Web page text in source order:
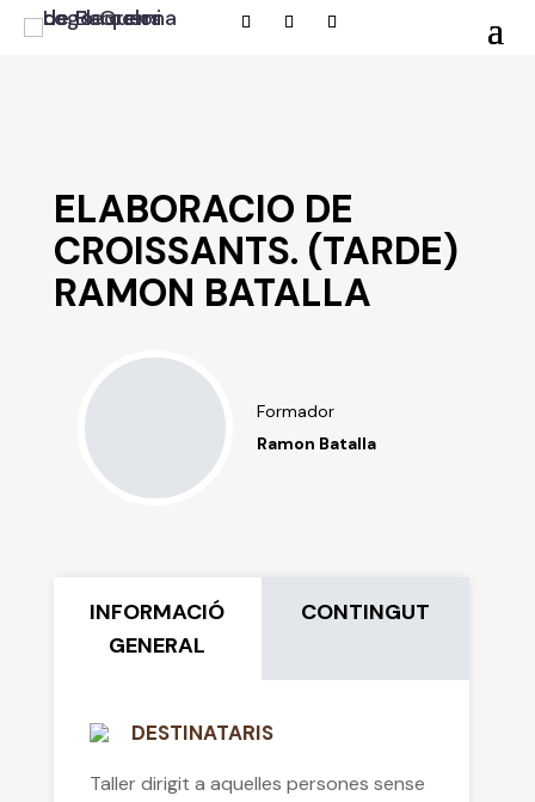
ELABORACIO DE
CROISSANTS. (TARDE)
RAMON BATALLA
Formador
Ramon Batalla
INFORMACIÓ
GENERAL
CONTINGUT
DESTINATARIS
Taller dirigit a aquelles persones sense